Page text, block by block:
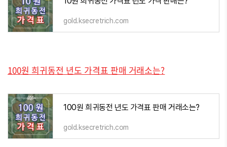
gold.ksecretrich.com
100원 희귀동전 년도 가격표 판매 거래소는?
100원 희귀동전 년도 가격표 판매 거래소는?
gold.ksecretrich.com